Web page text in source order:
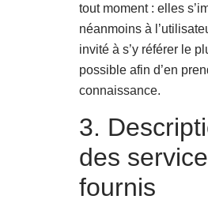
tout moment : elles
néanmoins à
invité à s’y référer le
possible afin d’en
connaissance.
3.
des
fournis